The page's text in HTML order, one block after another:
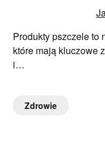
Produkty pszczele to
które mają kluczowe
i…
Zdrowie